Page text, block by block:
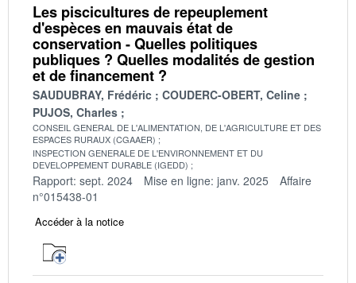
Les piscicultures de repeuplement
d'espèces en mauvais état de
conservation - Quelles politiques
publiques ? Quelles modalités de gestion
et de financement ?
SAUDUBRAY, Frédéric
COUDERC-OBERT, Celine
PUJOS, Charles
CONSEIL GENERAL DE L'ALIMENTATION, DE L'AGRICULTURE ET DES
ESPACES RURAUX (CGAAER)
INSPECTION GENERALE DE L'ENVIRONNEMENT ET DU
DEVELOPPEMENT DURABLE (IGEDD)
Rapport: sept. 2024 Mise en ligne: janv. 2025
Affaire
n°015438-01
Accéder à la notice